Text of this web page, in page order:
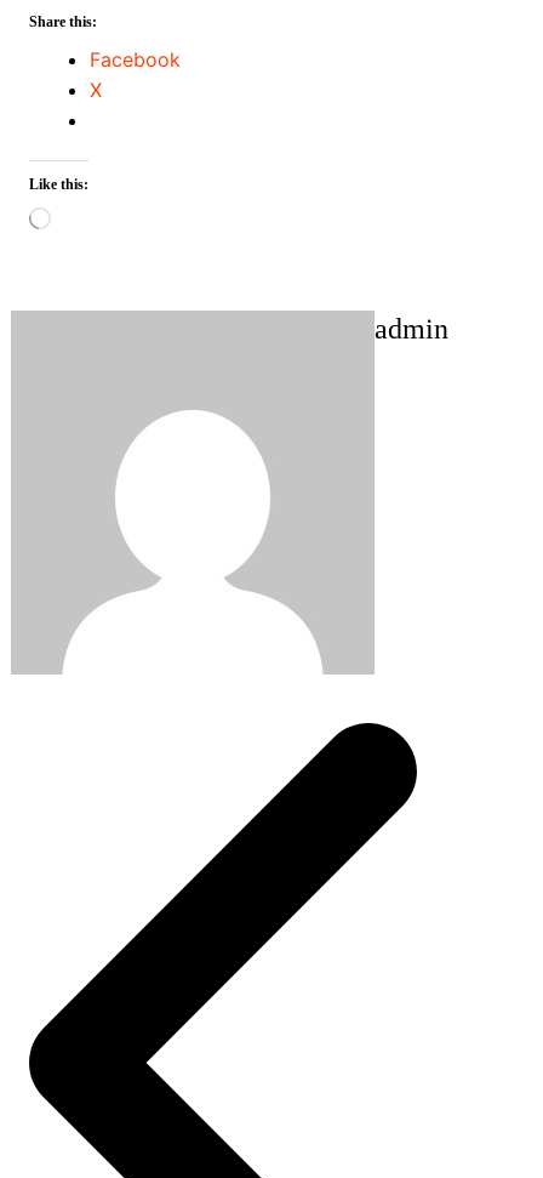
Share this:
Facebook
X
Like this:
Loading…
admin